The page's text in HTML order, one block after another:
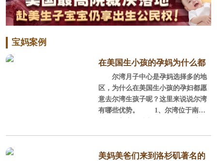
宝妈案例
在美国生小孩的孕妈为什么都
选尔湾？
尔湾月子中心是孕妈选择多的地
区，为什么在美国生小孩的孕妇都愿
意去尔湾生孩子呢？这里来说说尔湾
有哪些优势。 1、尔湾位于南加
靠广大的圣塔安娜山脉，这里阳光充
美妈美爸们来到洛杉矶著名的